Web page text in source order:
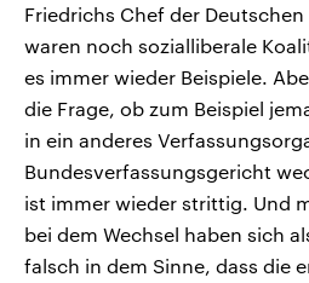
Friedrichs Chef der
waren noch sozialliberale
es immer wieder Beispiele.
die Frage, ob zum Beispiel
in ein anderes
Bundesverfassungsgericht
ist immer wieder strittig. Und
bei dem Wechsel haben sich
falsch in dem Sinne, dass die